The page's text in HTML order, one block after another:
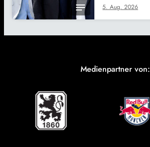
5. Aug. 2026
Medienpartner von: